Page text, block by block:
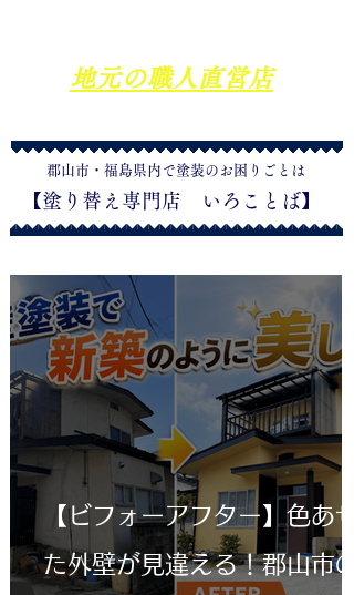
地元の職人直営店
​郡山市・福島県内で塗装のお困りごとは
​【塗り替え専門店 いろことば】
【ビフォーアフター】色あせ
た外壁が見違える！郡山市の